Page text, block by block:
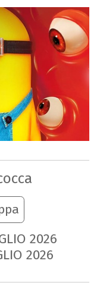
2026
2026